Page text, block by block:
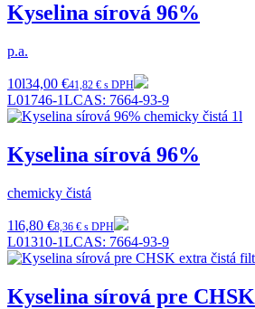
Kyselina sírová 96%
p.a.
10l34,00 €41,82 € s DPH
L01746-1LCAS: 7664-93-9
Kyselina sírová 96%
chemicky čistá
1l6,80 €8,36 € s DPH
L01310-1LCAS: 7664-93-9
Kyselina sírová pre CHSK